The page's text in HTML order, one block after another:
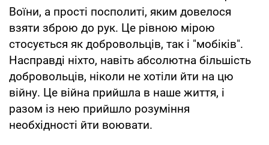
Воїни, а прості посполиті, яким довелося
взяти зброю до рук. Це рівною мірою
стосується як добровольців, так і "мобіків".
Насправді ніхто, навіть абсолютна більшість
добровольців, ніколи не хотіли йти на цю
війну. Це війна прийшла в наше життя, і
разом із нею прийшло розуміння
необхідності йти воювати.